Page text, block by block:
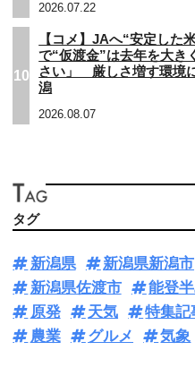
2026.07.22
10
【コメ】JAへ“安定した
で“仮渡金”は去年を大き
さい」 厳しさ増す環境
潟
2026.08.07
タグ
新潟県 新潟県新潟市
新潟県佐渡市
能登
原発
天気 特集記
農業
グルメ 気象